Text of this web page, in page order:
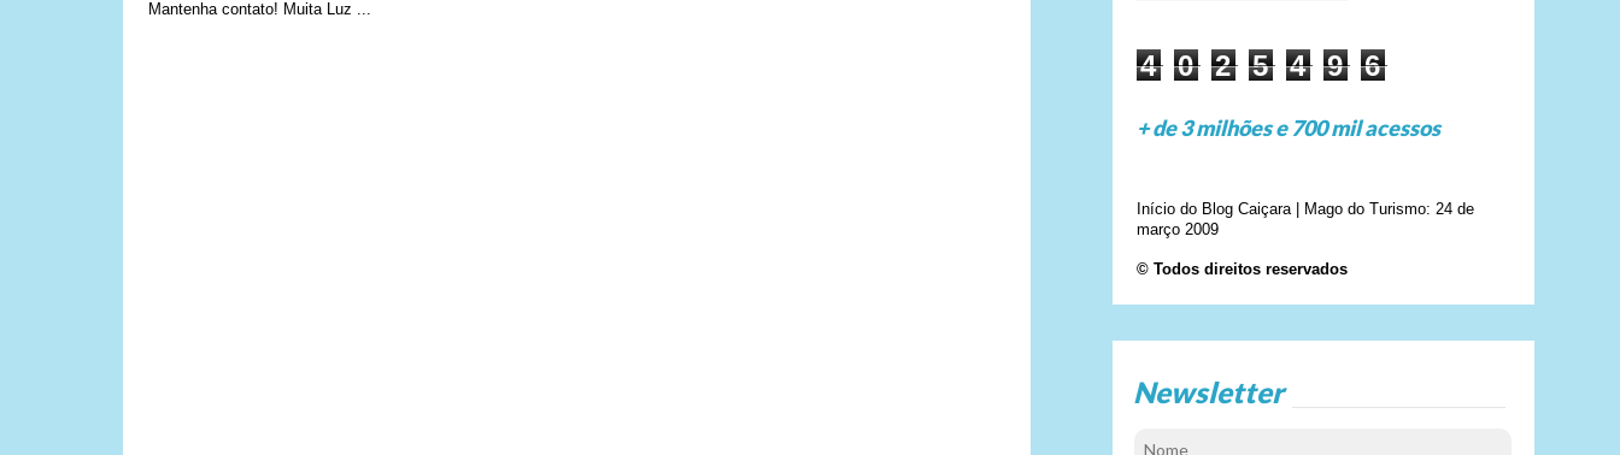
Mantenha contato! Muita Luz ...
4 0 2 5 4 9 6
+ de 3 milhões e 700 mil acessos
Início do Blog Caiçara | Mago do Turismo: 24 de
março 2009
© Todos direitos reservados
Newsletter